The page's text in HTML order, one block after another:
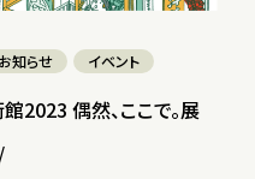
お知らせ イベント
2023 偶然、ここで。展